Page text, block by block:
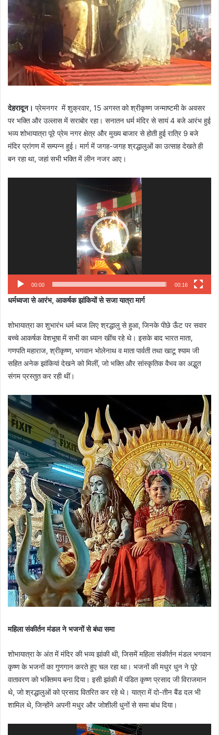
देहरादून। प्रेमनगर में शुक्रवार, 15 अगस्त को श्रीकृष्ण जन्माष्टमी के अवसर
पर भक्ति और उल्लास में सराबोर रहा। सनातन धर्म मंदिर से सायं 4 बजे आरंभ हुई
भव्य शोभायात्रा पूरे प्रेम नगर क्षेत्र और मुख्य बाजार से होती हुई रात्रि 9 बजे
मंदिर प्रांगण में सम्पन्न हुई। मार्ग में जगह-जगह श्रद्धालुओं का उत्साह देखते ही
बन रहा था, जहां सभी भक्ति में लीन नजर आए।
00:00 00:16
धर्मध्वजा से आरंभ, आकर्षक झांकियों से सजा यात्रा मार्ग
शोभायात्रा का शुभारंभ धर्म ध्वज लिए श्रद्धालु से हुआ, जिनके पीछे ऊँट पर सवार
बच्चे आकर्षक वेशभूषा में सभी का ध्यान खींच रहे थे। इसके बाद भारत माता,
गणपति महाराज, श्रीकृष्ण, भगवान भोलेनाथ व माता पार्वती तथा खाटू श्याम जी
सहित अनेक झांकियां देखने को मिलीं, जो भक्ति और सांस्कृतिक वैभव का अद्भुत
संगम प्रस्तुत कर रही थीं।
महिला संकीर्तन मंडल ने भजनों से बंधा समा
शोभायात्रा के अंत में मंदिर की भव्य झांकी थी, जिसमें महिला संकीर्तन मंडल भगवान
कृष्ण के भजनों का गुणगान करते हुए चल रहा था। भजनों की मधुर धुन ने पूरे
वातावरण को भक्तिमय बना दिया। इसी झांकी में पंडित कृष्ण प्रसाद जी विराजमान
थे, जो श्रद्धालुओं को प्रसाद वितरित कर रहे थे। यात्रा में दो-तीन बैंड दल भी
शामिल थे, जिन्होंने अपनी मधुर और जोशीली धुनों से समा बांध दिया।